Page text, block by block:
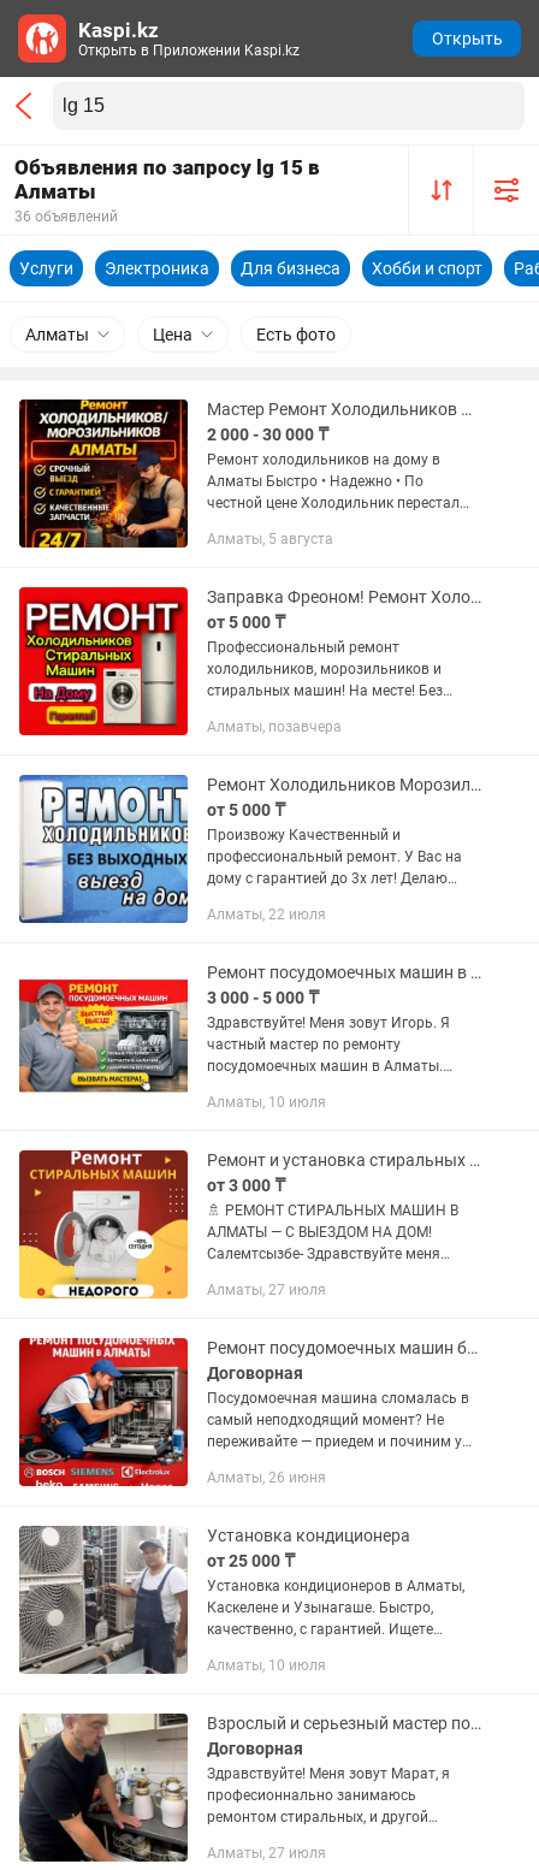
Объявления по запросу lg 15 в
Алматы
36 объявлений
Услуги Электроника Для бизнеса Хобби и спорт
Алматы Цена Есть фото
Мастер Ремонт Холодильников Морозильников В Алматы Круглосуточно
2 000 - 30 000 ₸
Ремонт холодильников на дому в
Алматы Быстро • Надежно • По
честной цене Холодильник перестал
отказал? Мы приедем в любой район
Алматы, 5 августа
Заправка Фреоном! Ремонт Холодильников и Стиральных Машин! На Дому!
от 5 000 ₸
Профессиональный ремонт
холодильников, морозильников и
стиральных машин! На месте! Без
Качественно и бережно устраним
на все...
Алматы, позавчера
Ремонт Холодильников Морозильников На дому Алматы Заправка фреоном Гарантия
от 5 000 ₸
Произвожу Качественный и
профессиональный ремонт. У Вас на
дому с гарантией до 3х лет! Делаю
и морозильных марок: LG
(Сименс),Electrolux...
Алматы, 22 июля
Ремонт посудомоечных машин в Алматы на дому. Частный мастер.
3 000 - 5 000 ₸
Здравствуйте! Меня зовут Игорь. Я
частный мастер по ремонту
посудомоечных машин в Алматы.
выезд: 3 000–5 000 тг (при ремонте —
Алматы, 10 июля
Ремонт и установка стиральных машин в Алматы с выездом на дому fast
от 3 000 ₸
🚿 РЕМОНТ СТИРАЛЬНЫХ МАШИН В
АЛМАТЫ — С ВЫЕЗДОМ НА ДОМ!
Салемтсызбе- Здравствуйте меня
стиралка? Не сливает воду, не крутит
приеду...
Алматы, 27 июля
Ремонт посудомоечных машин быстро с гарантией
Договорная
Посудомоечная машина сломалась в
самый неподходящий момент? Не
переживайте — приедем и починим уже
минут 🔍 Диагностика — бесплатно в
Алматы, 26 июня
Установка кондиционера
от 25 000 ₸
Установка кондиционеров в Алматы,
Каскелене и Узынагаше. Быстро,
качественно, с гарантией. Ищете
установят кондиционер аккуратно и с
Алматы, 10 июля
Взрослый и серьезный мастер по ремонту стиральных машин! Алматы и обл.!
Договорная
Здравствуйте! Меня зовут Марат, я
професионнально занимаюсь
ремонтом стиральных, и другой
Ремонтирую стиральные машины
Алматы, 27 июля
Kaspi.kz
Открыть в Приложении Kaspi.kz
Открыть